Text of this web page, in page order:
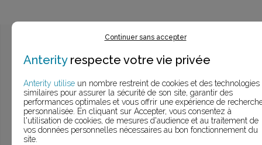
Ce n’est pas exactement ce que je recherche
> Voir larecherche approfondie
> Voir larecherche personnalisée
Continuer sans accepter
Anterityrespecte votre vie privée
Anterity utilise un nombre restreint de cookies et des technologies
similaires pour assurer la sécurité de son site, garantir des
performances optimales et vous offrir une expérience de
personnalisée. En cliquant sur Accepter, vous consentez à
l'utilisation de cookies, de mesures d'audience et au traitement de
vos données personnelles nécessaires au bon fonctionnement du
site.